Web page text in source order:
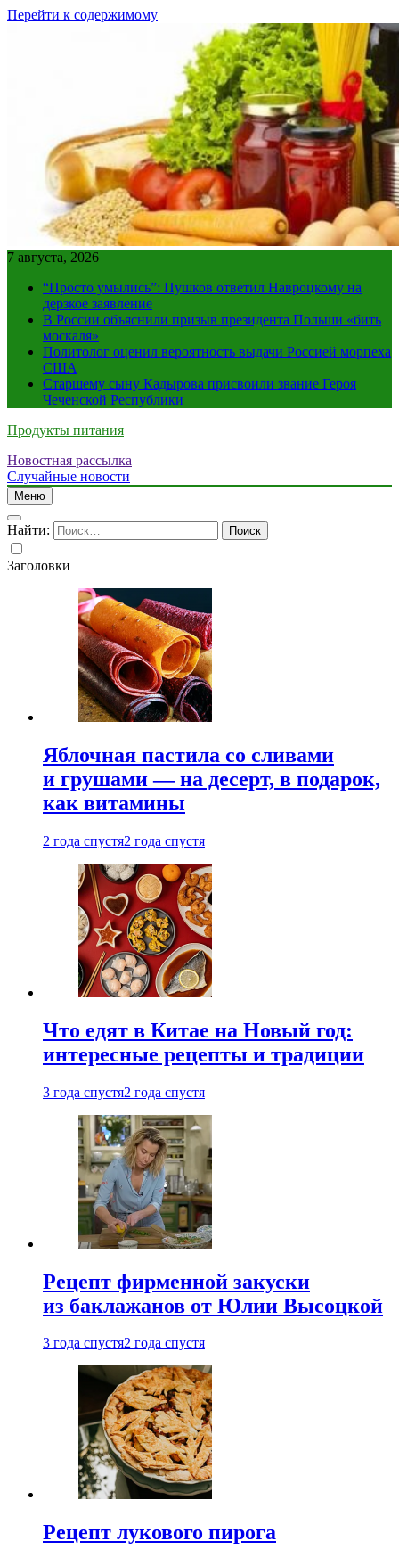
Перейти к содержимому
7 августа, 2026
“Просто умылись”: Пушков ответил Навроцкому на
дерзкое заявление
В России объяснили призыв президента Польши «бить
москаля»
Политолог оценил вероятность выдачи Россией морпеха
США
Старшему сыну Кадырова присвоили звание Героя
Чеченской Республики
Продукты питания
Новостная рассылка
Случайные новости
Меню
Найти:
Заголовки
Яблочная пастила со сливами
и грушами — на десерт, в подарок,
как витамины
2 года спустя2 года спустя
Что едят в Китае на Новый год:
интересные рецепты и традиции
3 года спустя2 года спустя
Рецепт фирменной закуски
из баклажанов от Юлии Высоцкой
3 года спустя2 года спустя
Рецепт лукового пирога